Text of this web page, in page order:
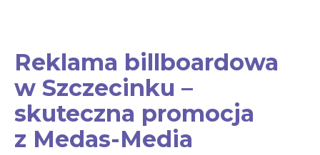
Reklama billboardowa
w Szczecinku –
skuteczna promocja
z Medas-Media